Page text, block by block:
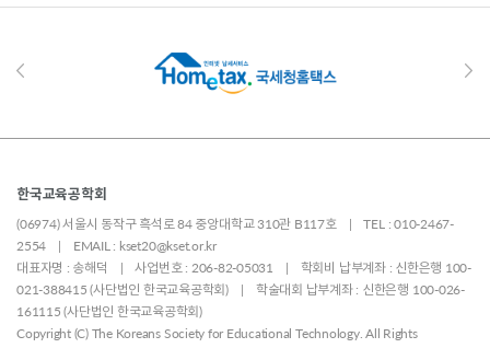
한국교육공학회
(06974) 서울시 동작구 흑석로 84 중앙대학교 310관 B117호 | TEL : 010-2467-
2554 | EMAIL : kset20@kset.or.kr
대표자명 : 송해덕 | 사업번호 : 206-82-05031 | 학회비 납부계좌 : 신한은행 100-
021-388415 (사단법인 한국교육공학회) | 학술대회 납부계좌 : 신한은행 100-026-
161115 (사단법인 한국교육공학회)
Copyright (C) The Koreans Society for Educational Technology. All Rights